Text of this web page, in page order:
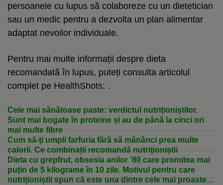
persoanele cu lupus să colaboreze cu un dietetician
sau un medic pentru a dezvolta un plan alimentar
adaptat nevoilor individuale.
Pentru mai multe informații despre dieta
recomandată în lupus, puteți consulta articolul
complet pe HealthShots: .
Cele mai sănătoase paste: verdictul nutriționiștilor.
Sunt mai bogate în proteine și au de până la cinci ori
mai multe fibre
Cum să-ți umpli farfuria fără să mănânci prea multe
calorii. Ce combinații recomandă nutriționiștii
Dieta cu grepfrut, obsesia anilor ’80 care promitea mai
puțin de 5 kilograme în 10 zile. Motivul pentru care
nutriționiștii spun că este una dintre cele mai proaste